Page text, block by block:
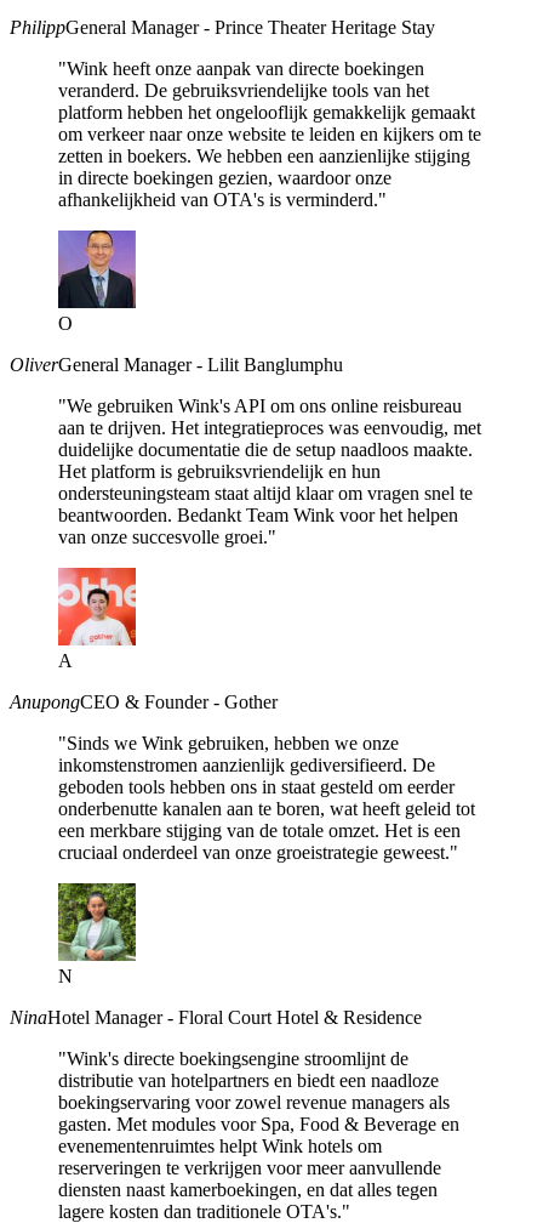
PhilippGeneral Manager - Prince Theater Heritage Stay
"Wink heeft onze aanpak van directe boekingen
veranderd. De gebruiksvriendelijke tools van het
platform hebben het ongelooflijk gemakkelijk gemaakt
om verkeer naar onze website te leiden en kijkers om te
zetten in boekers. We hebben een aanzienlijke stijging
in directe boekingen gezien, waardoor onze
afhankelijkheid van OTA's is verminderd."
O
OliverGeneral Manager - Lilit Banglumphu
"We gebruiken Wink's API om ons online reisbureau
aan te drijven. Het integratieproces was eenvoudig, met
duidelijke documentatie die de setup naadloos maakte.
Het platform is gebruiksvriendelijk en hun
ondersteuningsteam staat altijd klaar om vragen snel te
beantwoorden. Bedankt Team Wink voor het helpen
van onze succesvolle groei."
A
AnupongCEO & Founder - Gother
"Sinds we Wink gebruiken, hebben we onze
inkomstenstromen aanzienlijk gediversifieerd. De
geboden tools hebben ons in staat gesteld om eerder
onderbenutte kanalen aan te boren, wat heeft geleid tot
een merkbare stijging van de totale omzet. Het is een
cruciaal onderdeel van onze groeistrategie geweest."
N
NinaHotel Manager - Floral Court Hotel & Residence
"Wink's directe boekingsengine stroomlijnt de
distributie van hotelpartners en biedt een naadloze
boekingservaring voor zowel revenue managers als
gasten. Met modules voor Spa, Food & Beverage en
evenementenruimtes helpt Wink hotels om
reserveringen te verkrijgen voor meer aanvullende
diensten naast kamerboekingen, en dat alles tegen
lagere kosten dan traditionele OTA's."